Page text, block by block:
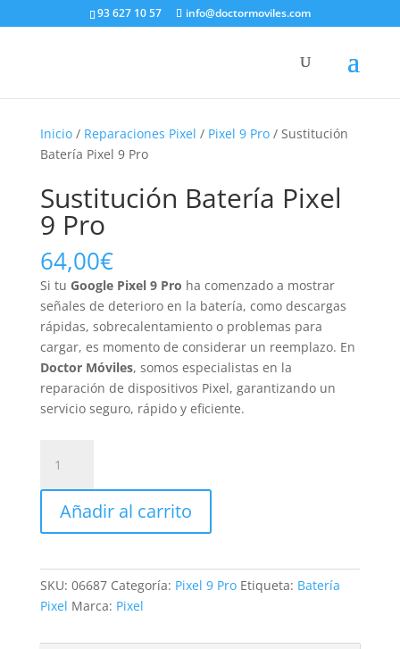
93 627 10 57 info@doctormoviles.com
Inicio/ Reparaciones Pixel / Pixel 9 Pro/ Sustitución
Batería Pixel 9 Pro
Sustitución Batería Pixel
9 Pro
64,00€
Si tu Google Pixel 9 Pro ha comenzado a mostrar
señales de deterioro en la batería, como descargas
rápidas, sobrecalentamiento o problemas para
cargar, es momento de considerar un reemplazo. En
Doctor Móviles, somos especialistas en la
reparación de dispositivos Pixel, garantizando un
servicio seguro, rápido y eficiente.
Batería
Pixel
Pro
Añadir al carrito
SKU: 06687 Categoría: Pixel 9 Pro Etiqueta: Batería
Pixel Marca: Pixel